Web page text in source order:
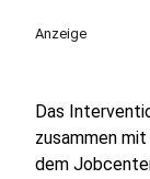
Anzeige
Das
zusammen
dem